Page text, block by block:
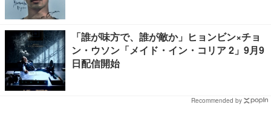
「誰が味方で、誰が敵か」ヒョンビン×チョ
ン・ウソン「メイド・イン・コリア 2」9月9
日配信開始
Recommended by